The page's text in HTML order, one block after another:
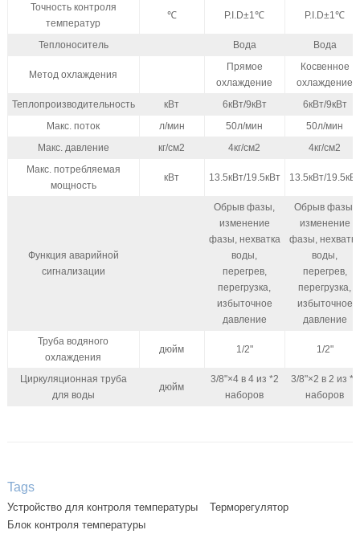
Точность контроля
температур
℃ P.I.D±1℃ P.I.D±1℃
Теплоноситель Вода Вода
Метод охлаждения
Прямое
охлаждение
Косвенное
охлаждение
Теплопроизводительность
кВт 6кВт/9кВт
6кВт/9кВт
Макс. поток
л/мин 50л/мин
50л/мин
Макс. давление
кг/см2 4кг/см2
4кг/см2
Макс. потребляемая
мощность
кВт 13.5кВт/19.5кВт 13.5кВт/19.5кВт
Функция аварийной
сигнализации
Обрыв фазы,
изменение
фазы, нехватка
воды,
перегрев,
перегрузка,
избыточное
давление
Обрыв фазы,
изменение
фазы, нехватка
воды,
перегрев,
перегрузка,
избыточное
давление
Труба водяного
охлаждения
дюйм 1/2" 1/2"
Циркуляционная труба
для воды
дюйм
3/8"×4 в 4 из *2
наборов
3/8"×2 в 2 из *2
наборов
Tags
Устройство для контроля температуры
Терморегулятор
Блок контроля температуры